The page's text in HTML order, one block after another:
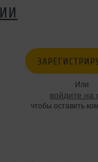
Или
войдите на
чтобы оставить